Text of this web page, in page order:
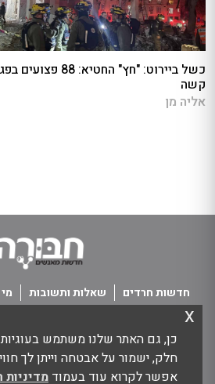
כן, גם האתר שלנו משתמש
חלק, ישמור על אבטחה וייתן לך
אפשר לקרוא עוד בעמוד
x
קשה
אליה מן
חדשות חרדים שאלות ותשובות
כל הזכויות שמורות חבורה -